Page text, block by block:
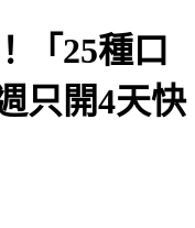
「25種口
只開4天快